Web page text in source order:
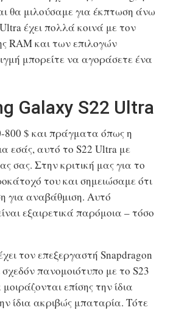
θα μιλούσαμε για έκπτωση άνω
έχει πολλά κοινά με τον
RAM και των επιλογών
μπορείτε να αγοράσετε ένα
Galaxy S22 Ultra
800 $ και πράγματα όπως η
εσάς, αυτό το S22 Ultra με
σας. Στην κριτική μας για το
του και σημειώσαμε ότι
για αναβάθμιση. Αυτό
εξαιρετικά παρόμοια – τόσο
τον επεξεργαστή Snapdragon
πανομοιότυπο με το S23
επίσης την ίδια
ίδια ακριβώς μπαταρία. Τότε